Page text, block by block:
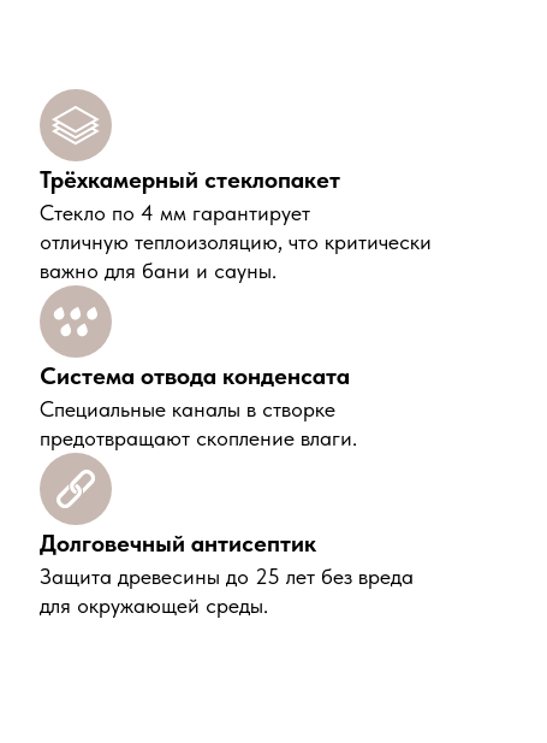
Трёхкамерный стеклопакет
Cтекло по 4 мм гарантирует
отличную теплоизоляцию, что критически
важно для бани и сауны.
Система отвода конденсата
Специальные каналы в створке
предотвращают скопление влаги.
Долговечный антисептик
Защита древесины до 25 лет без вреда
для окружающей среды.